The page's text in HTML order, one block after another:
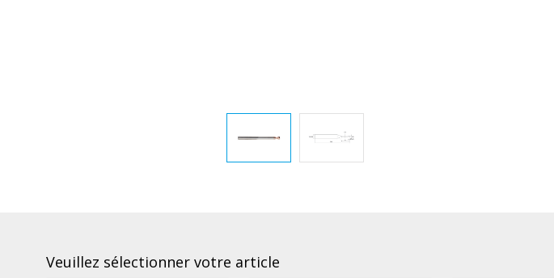
Veuillez sélectionner votre article